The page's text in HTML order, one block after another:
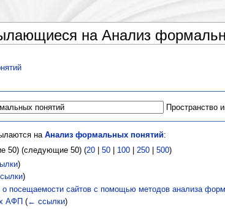
на Анализ
Пространство
на Анализ формальных понятий:
50) (следующие 50) (20| 50| 100| 250| 500)
)
)
о посещаемости сайтов с помощью методов анализа
АФП (← ссылки)